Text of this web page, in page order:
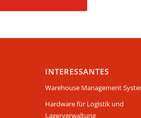
INTERESSANTES
Warehouse Management
Hardware für Logistik und
Lagerverwaltung